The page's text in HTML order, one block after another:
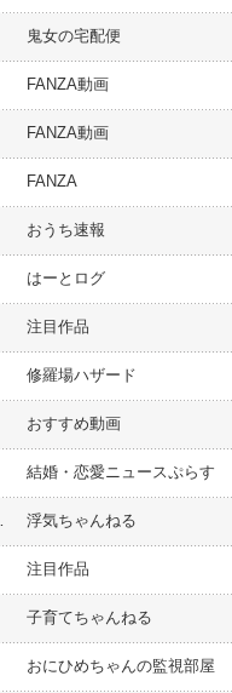
鬼女の宅配便
FANZA動画
FANZA動画
FANZA
おうち速報
はーとログ
注目作品
修羅場ハザード
おすすめ動画
結婚・恋愛ニュースぷらす
浮気ちゃんねる
注目作品
子育てちゃんねる
おにひめちゃんの監視部屋